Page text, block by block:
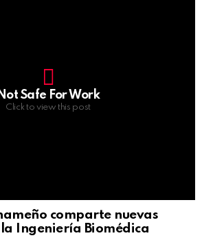
Not Safe For Work
Click to view this post
comparte nuevas
Ingeniería Biomédica